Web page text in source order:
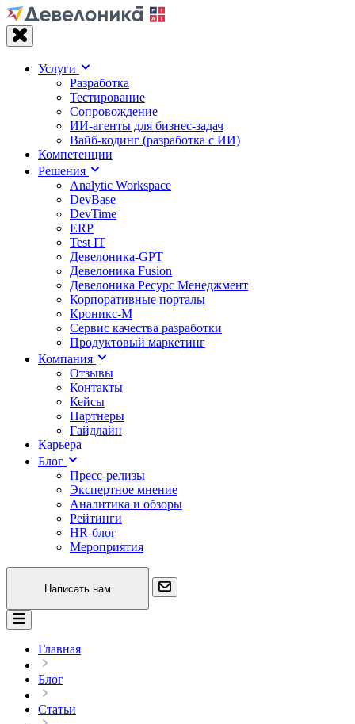
Услуги
Разработка
Тестирование
Сопровождение
ИИ-агенты для бизнес-задач
Вайб‑кодинг (разработка с ИИ)
Компетенции
Решения
Analytic Workspace
DevBase
DevTime
ERP
Test IT
Девелоника-GPT
Девелоника Fusion
Девелоника Ресурс Менеджмент
Корпоративные порталы
Кроникс-М
Сервис качества разработки
Продуктовый маркетинг
Компания
Отзывы
Контакты
Кейсы
Партнеры
Гайдлайн
Карьера
Блог
Пресс-релизы
Экспертное мнение
Аналитика и обзоры
Рейтинги
HR-блог
Мероприятия
Написать нам
Главная
Блог
Статьи